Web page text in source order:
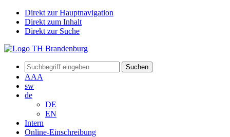
Direkt zur Hauptnavigation
Direkt zum Inhalt
Direkt zur Suche
Suchen
AAA
sw
de
DE
EN
Intern
Online-Einschreibung